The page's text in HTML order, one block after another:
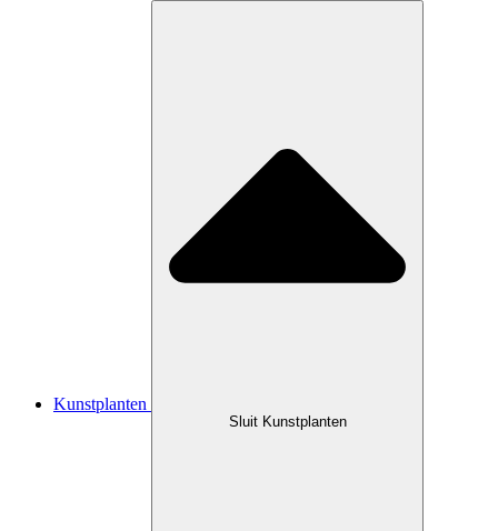
Kunstplanten
Sluit Kunstplanten